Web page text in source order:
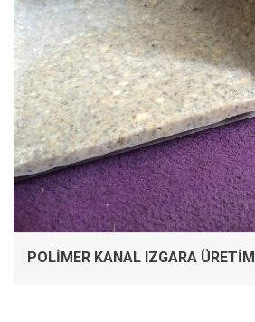
POLIMER KANAL IZGARA ÜRETIM